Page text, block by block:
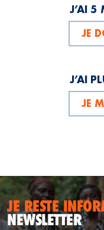
J’AI 5
JE
J’AI
JE
JE RESTE
NEWSLETTER